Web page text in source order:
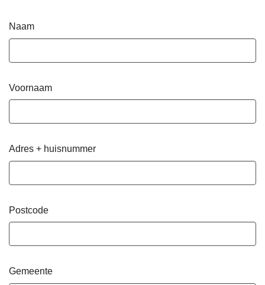
Naam
Voornaam
Adres + huisnummer
Postcode
Gemeente